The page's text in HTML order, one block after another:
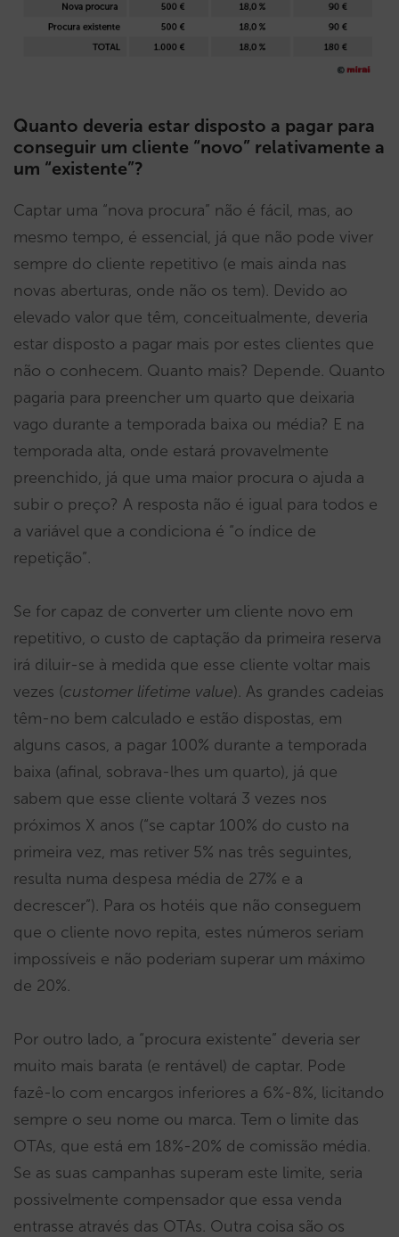
Quanto deveria estar disposto a pagar para
conseguir um cliente “novo” relativamente a
um “existente”?
Captar uma “nova procura” não é fácil, mas, ao
mesmo tempo, é essencial, já que não pode viver
sempre do cliente repetitivo (e mais ainda nas
novas aberturas, onde não os tem). Devido ao
elevado valor que têm, conceitualmente, deveria
estar disposto a pagar mais por estes clientes que
não o conhecem. Quanto mais? Depende. Quanto
pagaria para preencher um quarto que deixaria
vago durante a temporada baixa ou média? E na
temporada alta, onde estará provavelmente
preenchido, já que uma maior procura o ajuda a
subir o preço? A resposta não é igual para todos e
a variável que a condiciona é “o índice de
repetição”.
Se for capaz de converter um cliente novo em
repetitivo, o custo de captação da primeira reserva
irá diluir-se à medida que esse cliente voltar mais
vezes (customer lifetime value). As grandes cadeias
têm-no bem calculado e estão dispostas, em
alguns casos, a pagar 100% durante a temporada
baixa (afinal, sobrava-lhes um quarto), já que
sabem que esse cliente voltará 3 vezes nos
próximos X anos (“se captar 100% do custo na
primeira vez, mas retiver 5% nas três seguintes,
resulta numa despesa média de 27% e a
decrescer”). Para os hotéis que não conseguem
que o cliente novo repita, estes números seriam
impossíveis e não poderiam superar um máximo
de 20%.
Por outro lado, a “procura existente” deveria ser
muito mais barata (e rentável) de captar. Pode
fazê-lo com encargos inferiores a 6%-8%, licitando
sempre o seu nome ou marca. Tem o limite das
OTAs, que está em 18%-20% de comissão média.
Se as suas campanhas superam este limite, seria
possivelmente compensador que essa venda
entrasse através das OTAs. Outra coisa são os